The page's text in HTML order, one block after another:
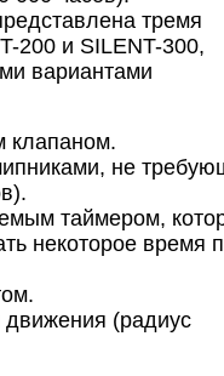
тремя
200 и SILENT-300,
вариантами
клапаном.
не
таймером,
некоторое время
(радиус